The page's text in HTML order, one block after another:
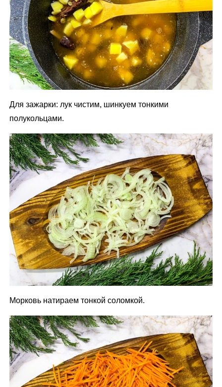
Для зажарки: лук чистим, шинкуем тонкими
полукольцами.
Морковь натираем тонкой соломкой.